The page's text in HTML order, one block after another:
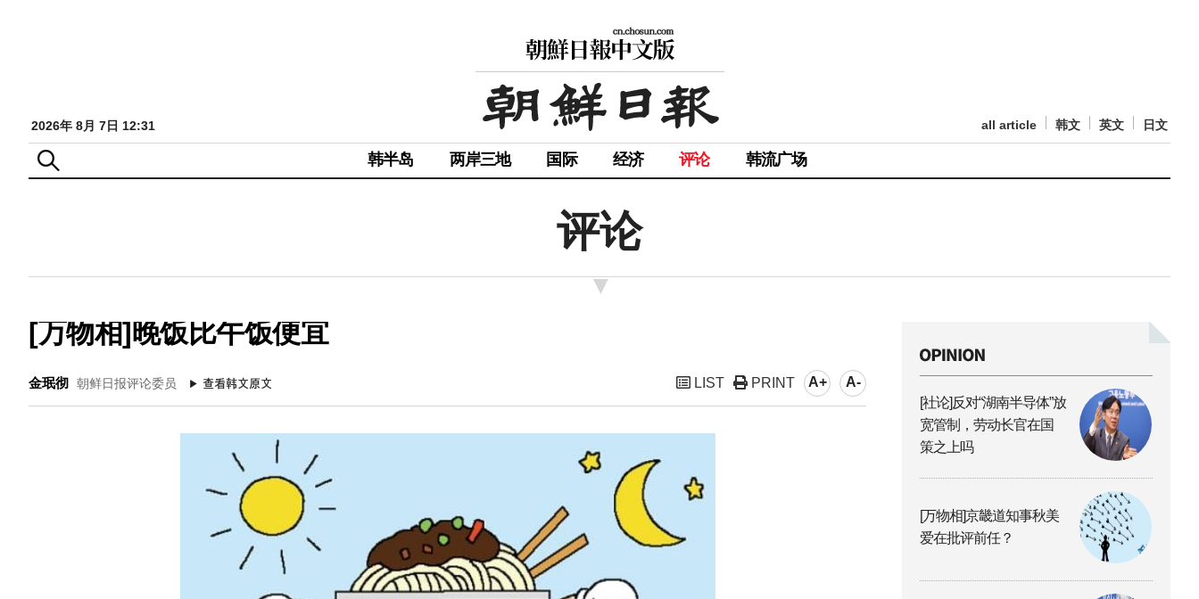
2026年 8月 7日 12:31 all article 韩文 英文 日文
韩半岛 两岸三地 国际 经济 评论 韩流广场
评论
[万物相]晚饭比午饭便宜
金珉彻 朝鲜日报评论委员 LIST PRINT A+ A-
[社论]反对“湖南半导体”放
宽管制，劳动长官在国
策之上吗
[万物相]京畿道知事秋美
爱在批评前任？